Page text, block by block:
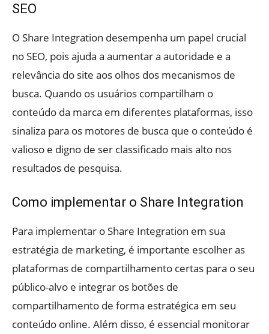
SEO
O Share Integration desempenha um papel crucial
no SEO, pois ajuda a aumentar a autoridade e a
relevância do site aos olhos dos mecanismos de
busca. Quando os usuários compartilham o
conteúdo da marca em diferentes plataformas, isso
sinaliza para os motores de busca que o conteúdo é
valioso e digno de ser classificado mais alto nos
resultados de pesquisa.
Como implementar o Share Integration
Para implementar o Share Integration em sua
estratégia de marketing, é importante escolher as
plataformas de compartilhamento certas para o seu
público-alvo e integrar os botões de
compartilhamento de forma estratégica em seu
conteúdo online. Além disso, é essencial monitorar